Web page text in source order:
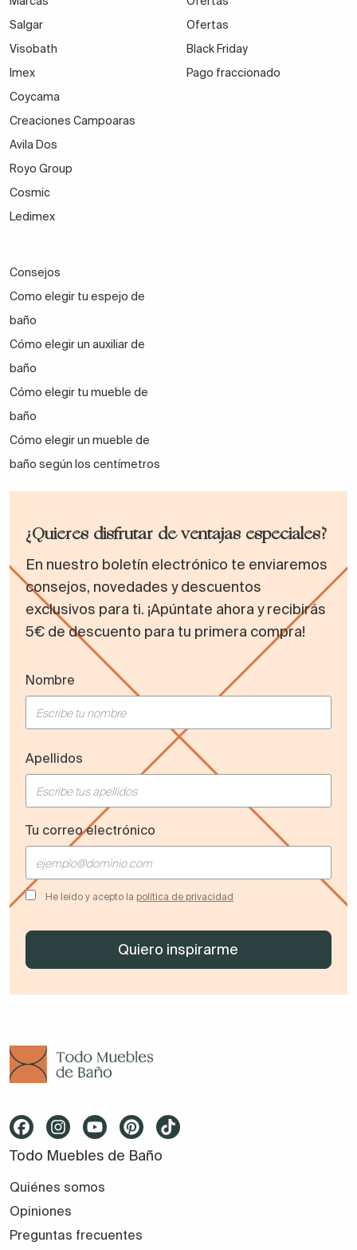
Salgar
Visobath
Imex
Coycama
Creaciones Campoaras
Avila Dos
Royo Group
Cosmic
Ledimex
Ofertas
Black Friday
Pago fraccionado
Consejos
Como elegir tu espejo de
baño
Cómo elegir un auxiliar de
baño
Cómo elegir tu mueble de
baño
Cómo elegir un mueble de
baño según los centímetros
¿Quieres disfrutar de ventajas especiales?
En nuestro boletín electrónico te enviaremos
consejos, novedades y descuentos
exclusivos para ti. ¡Apúntate ahora y recibirás
5€ de descuento para tu primera compra!
Nombre
Apellidos
Tu correo electrónico
He leído y acepto la política de privacidad
Todo Muebles de Baño
Quiénes somos
Opiniones
Preguntas frecuentes